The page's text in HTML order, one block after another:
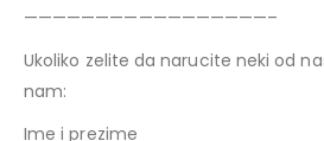
—————————————————–
Ukoliko zelite da narucite neki od
nam:
Ime i prezime